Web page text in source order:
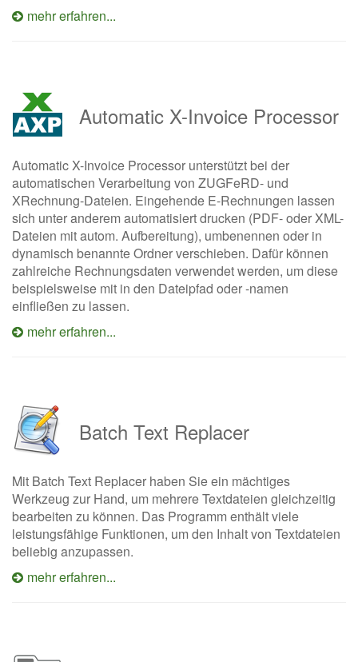
mehr erfahren...
Automatic X-Invoice Processor
Automatic X-Invoice Processor unterstützt bei der
automatischen Verarbeitung von ZUGFeRD- und
XRechnung-Dateien. Eingehende E-Rechnungen lassen
sich unter anderem automatisiert drucken (PDF- oder XML-
Dateien mit autom. Aufbereitung), umbenennen oder in
dynamisch benannte Ordner verschieben. Dafür können
zahlreiche Rechnungsdaten verwendet werden, um diese
beispielsweise mit in den Dateipfad oder -namen
einfließen zu lassen.
mehr erfahren...
Batch Text Replacer
Mit Batch Text Replacer haben Sie ein mächtiges
Werkzeug zur Hand, um mehrere Textdateien gleichzeitig
bearbeiten zu können. Das Programm enthält viele
leistungsfähige Funktionen, um den Inhalt von Textdateien
beliebig anzupassen.
mehr erfahren...